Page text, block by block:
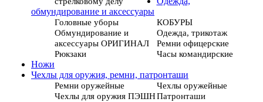
обмундирование и аксессуары
Головные уборы
КОБУРЫ
Обмундирование и
аксессуары ОРИГИНАЛ
Одежда, трикотаж
Ремни офицерские
Рюкзаки
Часы командирские
Ножи
Чехлы для оружия, ремни, патронташи
Ремни оружейные
Чехлы оружейные
Чехлы для оружия ПЭШНПатронташи